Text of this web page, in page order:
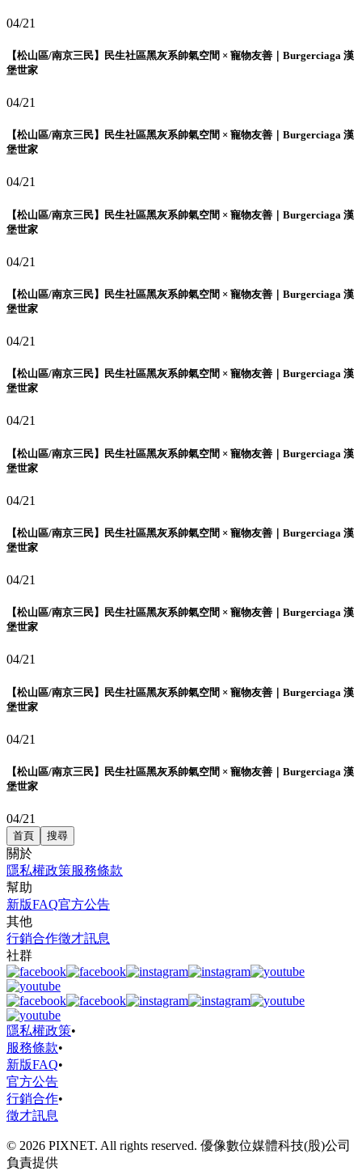
04/21
【松山區/南京三民】民生社區黑灰系帥氣空間 × 寵物友善｜Burgerciaga 漢
堡世家
04/21
【松山區/南京三民】民生社區黑灰系帥氣空間 × 寵物友善｜Burgerciaga 漢
堡世家
04/21
【松山區/南京三民】民生社區黑灰系帥氣空間 × 寵物友善｜Burgerciaga 漢
堡世家
04/21
【松山區/南京三民】民生社區黑灰系帥氣空間 × 寵物友善｜Burgerciaga 漢
堡世家
04/21
【松山區/南京三民】民生社區黑灰系帥氣空間 × 寵物友善｜Burgerciaga 漢
堡世家
04/21
【松山區/南京三民】民生社區黑灰系帥氣空間 × 寵物友善｜Burgerciaga 漢
堡世家
04/21
【松山區/南京三民】民生社區黑灰系帥氣空間 × 寵物友善｜Burgerciaga 漢
堡世家
04/21
【松山區/南京三民】民生社區黑灰系帥氣空間 × 寵物友善｜Burgerciaga 漢
堡世家
04/21
【松山區/南京三民】民生社區黑灰系帥氣空間 × 寵物友善｜Burgerciaga 漢
堡世家
04/21
【松山區/南京三民】民生社區黑灰系帥氣空間 × 寵物友善｜Burgerciaga 漢
堡世家
04/21
首頁 搜尋
關於
隱私權政策服務條款
幫助
新版FAQ官方公告
其他
行銷合作徵才訊息
社群
隱私權政策•
服務條款•
新版FAQ•
官方公告
行銷合作•
徵才訊息
© 2026 PIXNET. All rights reserved. 優像數位媒體科技(股)公司
負責提供